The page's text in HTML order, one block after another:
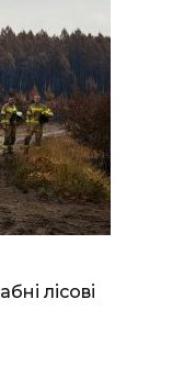
лісові